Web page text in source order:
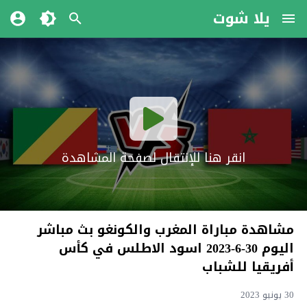
يلا شوت
انقر هنا للإنتقال لصفحة المشاهدة
مشاهدة مباراة المغرب والكونغو بث مباشر
اليوم 30-6-2023 اسود الاطلس في كأس
أفريقيا للشباب
30 يونيو 2023